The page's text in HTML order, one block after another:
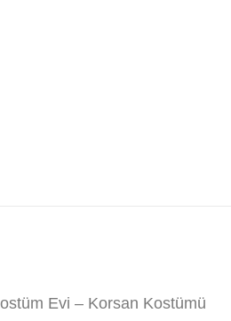
Evi – Korsan Kostümü